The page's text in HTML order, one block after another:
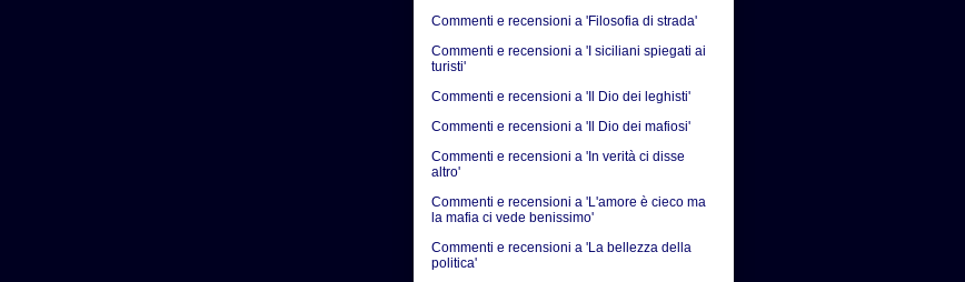
Commenti e recensioni a 'Filosofia di strada'
Commenti e recensioni a 'I siciliani spiegati ai
turisti'
Commenti e recensioni a 'Il Dio dei leghisti'
Commenti e recensioni a 'Il Dio dei mafiosi'
Commenti e recensioni a 'In verità ci disse
altro'
Commenti e recensioni a 'L'amore è cieco ma
la mafia ci vede benissimo'
Commenti e recensioni a 'La bellezza della
politica'